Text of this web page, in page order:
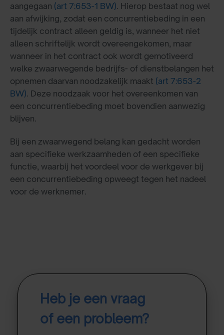
aangegaan (art 7:653-1 BW). Hierop bestaat nog wel
aan afwijking, zodat een concurrentiebeding in een
tijdelijk contract alleen geldig is, wanneer het niet
alleen schriftelijk wordt overeengekomen, maar
wanneer in het contract ook wordt gemotiveerd
welke zwaarwegende bedrijfs- of dienstbelangen het
opnemen daarvan noodzakelijk maakt (art 7:653-2
BW). Deze noodzaak voor het overeenkomen van
een concurrentiebeding moet bovendien aanwezig
blijven.
Bij een zwaarwegend belang kan gedacht worden
aan specifieke werkzaamheden of een specifieke
functie, waarbij het voordeel voor de werkgever bij
een concurrentiebeding opweegt tegen het nadeel
voor de werknemer.
Heb je een vraag
of een probleem?